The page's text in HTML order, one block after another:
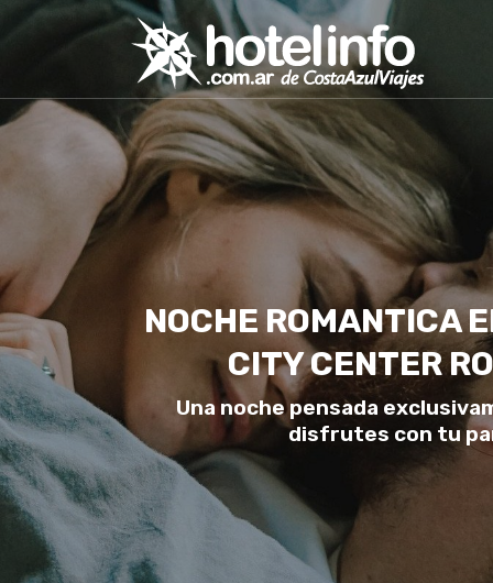
NOCHE ROMANTICA
CITY CENTER
Una noche pensada
disfrutes con tu